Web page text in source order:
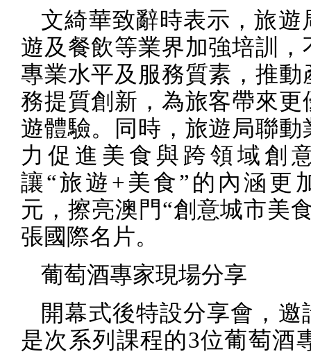
文綺華致辭時表示，旅遊
遊及餐飲等業界加強培訓，
專業水平及服務質素，推動
務提質創新，為旅客帶來更
遊體驗。同時，旅遊局聯動
力促進美食與跨領域創
讓“旅遊 + 美食”的內涵更
元，擦亮澳門“創意城市美
張國際名片。
葡萄酒專家現場分享
開幕式後特設分享會，邀
是次系列課程的3位葡萄酒